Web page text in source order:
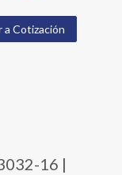
a Cotización
16 |